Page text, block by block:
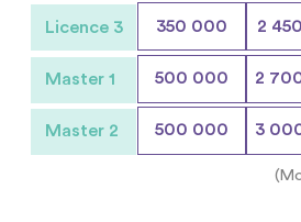
Licence 3
Master 1
Master 2
350 000
500 000
500 000
2
2
3